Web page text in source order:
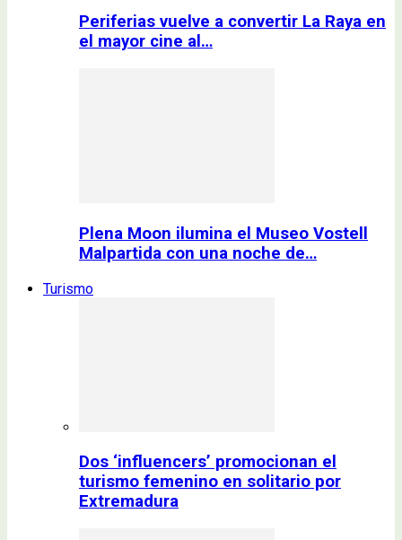
Periferias vuelve a convertir La Raya en
el mayor cine al…
Plena Moon ilumina el Museo Vostell
Malpartida con una noche de…
Turismo
Dos ‘influencers’ promocionan el
turismo femenino en solitario por
Extremadura